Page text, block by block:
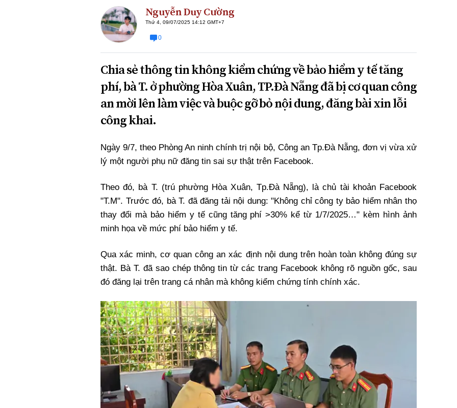
Nguyễn Duy Cường
Thứ 4, 09/07/2025 14:12 GMT+7
0
Chia sẻ thông tin không kiểm chứng về bảo hiểm y tế tăng
phí, bà T. ở phường Hòa Xuân, TP.Đà Nẵng đã bị cơ quan công
an mời lên làm việc và buộc gỡ bỏ nội dung, đăng bài xin lỗi
công khai.
Ngày 9/7, theo Phòng An ninh chính trị nội bộ, Công an Tp.Đà Nẵng, đơn vị vừa xử
lý một người phụ nữ đăng tin sai sự thật trên Facebook.
Theo đó, bà T. (trú phường Hòa Xuân, Tp.Đà Nẵng), là chủ tài khoản Facebook
"T.M". Trước đó, bà T. đã đăng tải nội dung: "Không chỉ công ty bảo hiểm nhân thọ
thay đổi mà bảo hiểm y tế cũng tăng phí >30% kể từ 1/7/2025…" kèm hình ảnh
minh họa về mức phí bảo hiểm y tế.
Qua xác minh, cơ quan công an xác định nội dung trên hoàn toàn không đúng sự
thật. Bà T. đã sao chép thông tin từ các trang Facebook không rõ nguồn gốc, sau
đó đăng lại trên trang cá nhân mà không kiểm chứng tính chính xác.